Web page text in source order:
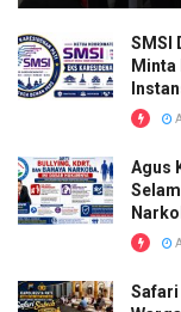
SMSI
Minta
Agus
Safari